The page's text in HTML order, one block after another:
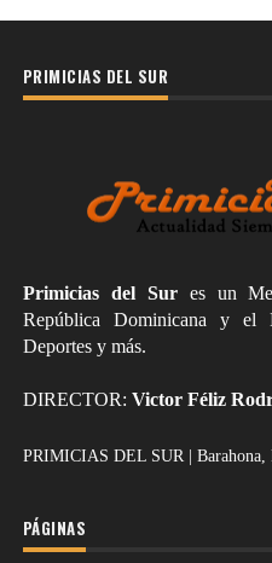
PRIMICIAS DEL SUR
Primicias del Sures un
República Dominicana y el
Deportes y más.
DIRECTOR: Victor Féliz
PRIMICIAS DEL SUR | Barahona,
PÁGINAS